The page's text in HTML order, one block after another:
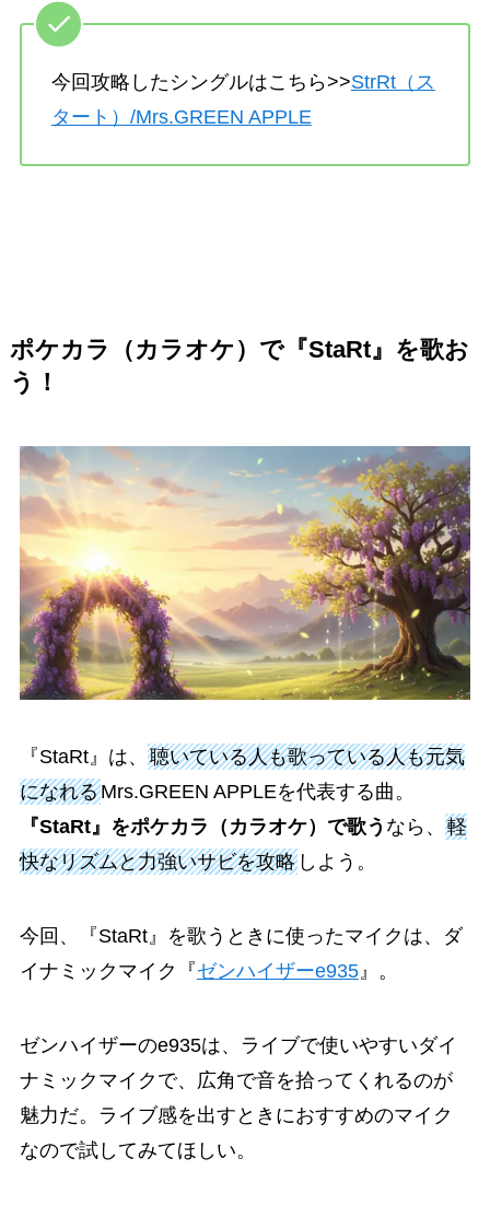
今回攻略したシングルはこちら>>StrRt（ス
タート）/Mrs.GREEN APPLE
ポケカラ（カラオケ）で『StaRt』を歌お
う！
『StaRt』は、 聴いている人も歌っている人も元気
になれるMrs.GREEN APPLEを代表する曲。
『StaRt』をポケカラ（カラオケ）で歌う なら、 軽
快なリズムと力強いサビを攻略しよう。
今回、『StaRt』を歌うときに使ったマイクは、ダ
イナミックマイク『ゼンハイザーe935』。
ゼンハイザーのe935は、ライブで使いやすいダイ
ナミックマイクで、広角で音を拾ってくれるのが
魅力だ。ライブ感を出すときにおすすめのマイク
なので試してみてほしい。